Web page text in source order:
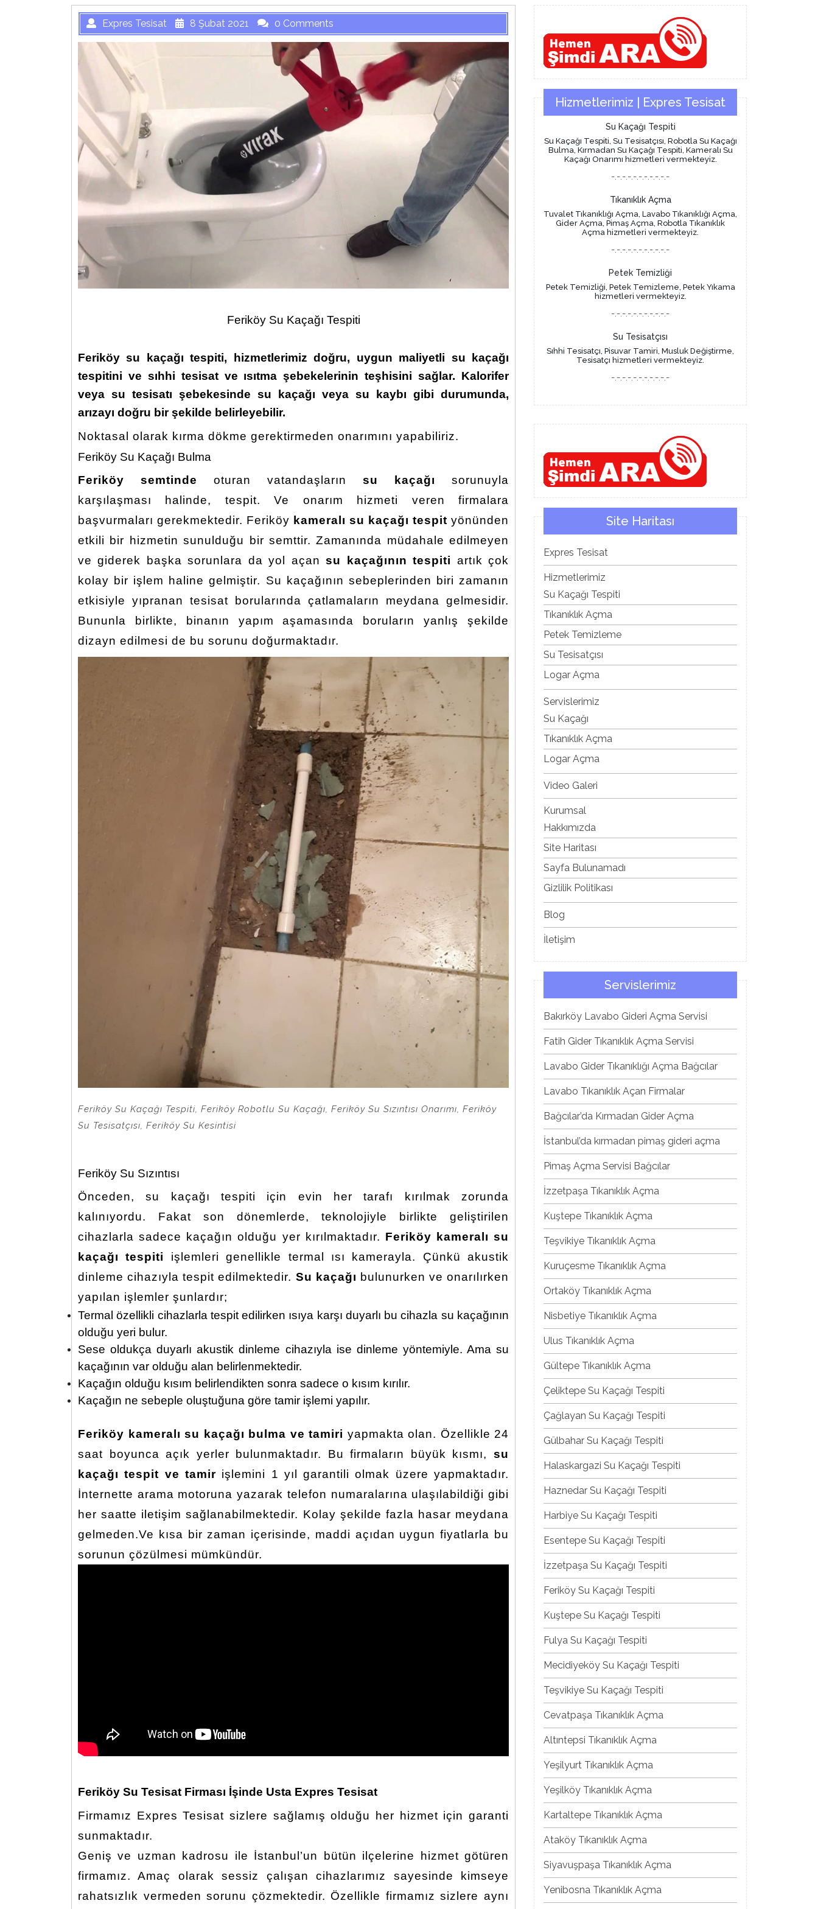
Expres Tesisat 8 Şubat 2021 0 Comments
Feriköy Su Kaçağı Tespiti
Feriköy su kaçağı tespiti, hizmetlerimiz doğru, uygun maliyetli su kaçağı
tespitini ve sıhhi tesisatve ısıtma şebekelerinin teşhisini sağlar. Kalorifer
veya su tesisatı şebekesinde su kaçağı veya su kaybı gibi durumunda,
arızayı doğru bir şekilde belirleyebilir.
Noktasal olarak kırma dökme gerektirmeden onarımını yapabiliriz.
Feriköy Su Kaçağı Bulma
Feriköy semtinde oturan vatandaşların su kaçağı sorunuyla
karşılaşması halinde, tespit. Ve onarım hizmeti veren firmalara
başvurmaları gerekmektedir. Feriköy kameralı su kaçağı tespit yönünden
etkili bir hizmetin sunulduğu bir semttir. Zamanında müdahale edilmeyen
ve giderek başka sorunlara da yol açansu kaçağının tespiti artık çok
kolay bir işlem haline gelmiştir. Su kaçağının sebeplerinden biri zamanın
etkisiyle yıpranan tesisat borularında çatlamaların meydana gelmesidir.
Bununla birlikte, binanın yapım aşamasında boruların yanlış şekilde
dizayn edilmesi de bu sorunu doğurmaktadır.
Feriköy Su Kaçağı Tespiti, Feriköy Robotlu Su Kaçağı, Feriköy Su Sızıntısı Onarımı, Feriköy
Su Tesisatçısı, Feriköy Su Kesintisi
Feriköy Su Sızıntısı
Önceden, su kaçağı tespiti için evin her tarafı kırılmak zorunda
kalınıyordu. Fakat son dönemlerde, teknolojiyle birlikte geliştirilen
cihazlarla sadece kaçağın olduğu yer kırılmaktadır. Feriköy kameralı su
kaçağı tespiti
işlemleri genellikle termal ısı kamerayla. Çünkü akustik
dinleme cihazıyla tespit edilmektedir. Su kaçağı bulunurken ve onarılırken
yapılan işlemler şunlardır;
Termal özellikli cihazlarla tespit edilirken ısıya karşı duyarlı bu cihazla su kaçağının
olduğu yeri bulur.
Sese oldukça duyarlı akustik dinleme cihazıyla ise dinleme yöntemiyle. Ama su
kaçağının var olduğu alan belirlenmektedir.
Kaçağın olduğu kısım belirlendikten sonra sadece o kısım kırılır.
Kaçağın ne sebeple oluştuğuna göre tamir işlemi yapılır.
Feriköy kameralı su kaçağı bulma ve tamiri yapmakta olan. Özellikle 24
saat boyunca açık yerler bulunmaktadır. Bu firmaların büyük kısmı, su
kaçağı tespit ve tamirişlemini 1 yıl garantili olmak üzere yapmaktadır.
İnternette arama motoruna yazarak telefon numaralarına ulaşılabildiği gibi
her saatte iletişim sağlanabilmektedir. Kolay şekilde fazla hasar meydana
gelmeden.Ve kısa bir zaman içerisinde, maddi açıdan uygun fiyatlarla bu
sorunun çözülmesi mümkündür.
Feriköy Su Tesisat Firması İşinde Usta Expres Tesisat
Firmamız Expres Tesisat sizlere sağlamış olduğu her hizmet için garanti
sunmaktadır.
Geniş ve uzman kadrosu ile İstanbul’un bütün ilçelerine hizmet götüren
firmamız. Amaç olarak sessiz çalışan cihazlarımız sayesinde kimseye
rahatsızlık vermeden sorunu çözmektedir. Özellikle firmamız sizlere aynı
Hizmetlerimiz | Expres Tesisat
Su Kaçağı Tespiti
Su Kaçağı Tespiti, Su Tesisatçısı, Robotla Su Kaçağı
Bulma, Kırmadan Su Kaçağı Tespiti, Kameralı Su
Kaçağı Onarımı hizmetleri vermekteyiz.
-.-.-.-.-.-.-.-.-.-.-
Tıkanıklık Açma
Tuvalet Tıkanıklığı Açma, Lavabo Tıkanıklığı Açma,
Gider Açma, Pimaş Açma, Robotla Tıkanıklık
Açma hizmetleri vermekteyiz.
-.-.-.-.-.-.-.-.-.-.-
Petek Temizliği
Petek Temizliği, Petek Temizleme, Petek Yıkama
hizmetleri vermekteyiz.
-.-.-.-.-.-.-.-.-.-.-
Su Tesisatçısı
Sıhhi Tesisatçı, Pisuvar Tamiri, Musluk Değiştirme,
Tesisatçı hizmetleri vermekteyiz.
-.-.-.-.-.-.-.-.-.-.-
Site Haritası
Expres Tesisat
Hizmetlerimiz
Su Kaçağı Tespiti
Tıkanıklık Açma
Petek Temizleme
Su Tesisatçısı
Logar Açma
Servislerimiz
Su Kaçağı
Tıkanıklık Açma
Logar Açma
Video Galeri
Kurumsal
Hakkımızda
Site Haritası
Sayfa Bulunamadı
Gizlilik Politikası
Blog
İletişim
Servislerimiz
Bakırköy Lavabo Gideri Açma Servisi
Fatih Gider Tıkanıklık Açma Servisi
Lavabo Gider Tıkanıklığı Açma Bağcılar
Lavabo Tıkanıklık Açan Firmalar
Bağcılar’da Kırmadan Gider Açma
İstanbul’da kırmadan pimaş gideri açma
Pimaş Açma Servisi Bağcılar
İzzetpaşa Tıkanıklık Açma
Kuştepe Tıkanıklık Açma
Teşvikiye Tıkanıklık Açma
Kuruçesme Tıkanıklık Açma
Ortaköy Tıkanıklık Açma
Nisbetiye Tıkanıklık Açma
Ulus Tıkanıklık Açma
Gültepe Tıkanıklık Açma
Çeliktepe Su Kaçağı Tespiti
Çağlayan Su Kaçağı Tespiti
Gülbahar Su Kaçağı Tespiti
Halaskargazi Su Kaçağı Tespiti
Haznedar Su Kaçağı Tespiti
Harbiye Su Kaçağı Tespiti
Esentepe Su Kaçağı Tespiti
İzzetpaşa Su Kaçağı Tespiti
Feriköy Su Kaçağı Tespiti
Kuştepe Su Kaçağı Tespiti
Fulya Su Kaçağı Tespiti
Mecidiyeköy Su Kaçağı Tespiti
Teşvikiye Su Kaçağı Tespiti
Cevatpaşa Tıkanıklık Açma
Altıntepsi Tıkanıklık Açma
Yeşilyurt Tıkanıklık Açma
Yeşilköy Tıkanıklık Açma
Kartaltepe Tıkanıklık Açma
Ataköy Tıkanıklık Açma
Siyavuşpaşa Tıkanıklık Açma
Yenibosna Tıkanıklık Açma